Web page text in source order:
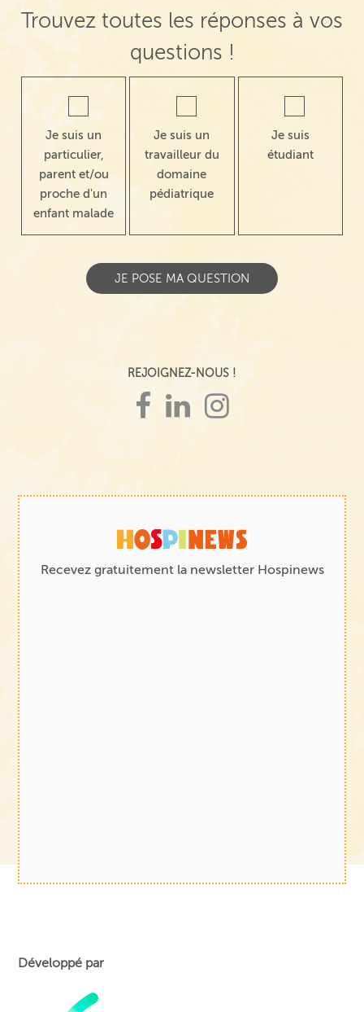
Trouvez toutes les réponses à vos
questions !
Je suis un
particulier,
parent et/ou
proche d'un
enfant malade
Je suis un
travailleur du
domaine
pédiatrique
Je suis
étudiant
REJOIGNEZ-NOUS !
Recevez gratuitement la newsletter Hospinews
Développé par